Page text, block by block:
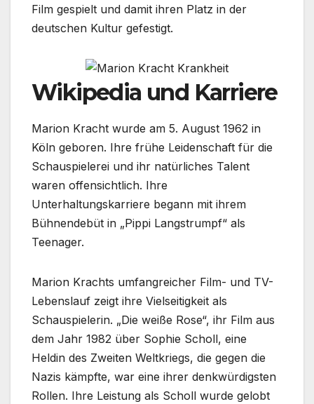
Film gespielt und damit ihren Platz in der
deutschen Kultur gefestigt.
Wikipedia und Karriere
Marion Kracht wurde am 5. August 1962 in
Köln geboren. Ihre frühe Leidenschaft für die
Schauspielerei und ihr natürliches Talent
waren offensichtlich. Ihre
Unterhaltungskarriere begann mit ihrem
Bühnendebüt in „Pippi Langstrumpf“ als
Teenager.
Marion Krachts umfangreicher Film- und TV-
Lebenslauf zeigt ihre Vielseitigkeit als
Schauspielerin. „Die weiße Rose“, ihr Film aus
dem Jahr 1982 über Sophie Scholl, eine
Heldin des Zweiten Weltkriegs, die gegen die
Nazis kämpfte, war eine ihrer denkwürdigsten
Rollen. Ihre Leistung als Scholl wurde gelobt